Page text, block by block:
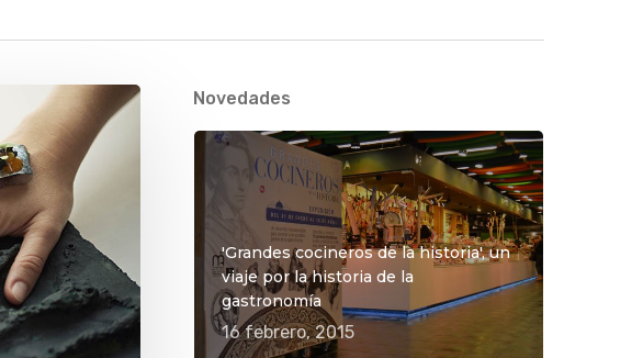
Novedades
'Grandes cocineros de la historia', un
viaje por la historia de la
gastronomía
16 febrero, 2015